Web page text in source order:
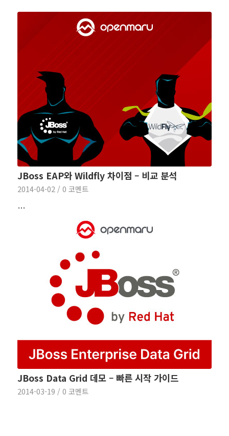
JBoss EAP와 Wildfly 차이점 – 비교 분석
2014-04-02 / 0 코멘트
…
JBoss Data Grid 데모 – 빠른 시작 가이드
2014-03-19 / 0 코멘트